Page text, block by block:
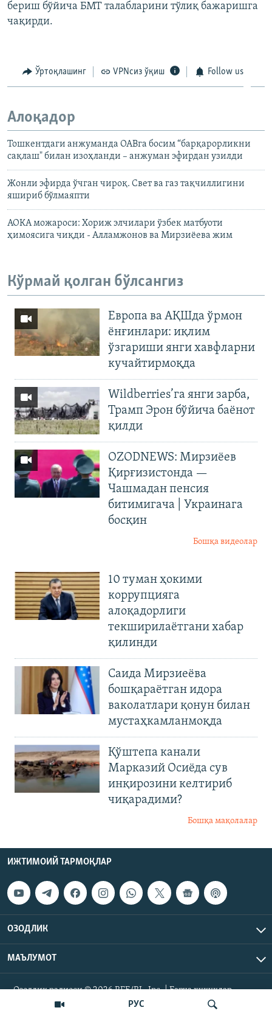
РУС
бериш бўйича БМТ талабларини тўлиқ бажаришга
чақирди.
Ўртоқлашинг VPNсиз ўқиш Follow us
Алоқадор
Тошкентдаги анжуманда ОАВга босим “барқарорликни
сақлаш" билан изоҳланди – анжуман эфирдан узилди
Жонли эфирда ўчган чироқ. Свет ва газ тақчиллигини
яшириб бўлмаяпти
АОКА можароси: Хориж элчилари ўзбек матбуоти
ҳимоясига чиқди - Алламжонов ва Мирзиëева жим
Кўрмай қолган бўлсангиз
Европа ва АҚШда ўрмон
ёнғинлари: иқлим
ўзгариши янги хавфларни
кучайтирмоқда
Wildberries’га янги зарба,
Трамп Эрон бўйича баёнот
қилди
OZODNEWS: Мирзиёев
Қирғизистонда —
Чашмадан пенсия
битимигача | Украинага
босқин
Бошқа видеолар
10 туман ҳокими
коррупцияга
алоқадорлиги
текширилаётгани хабар
қилинди
Саида Мирзиеёва
бошқараётган идора
ваколатлари қонун билан
мустаҳкамланмоқда
Қўштепа канали
Марказий Осиёда сув
инқирозини келтириб
чиқарадими?
Бошқа мақолалар
ИЖТИМОИЙ ТАРМОҚЛАР
ОЗОДЛИК
МАЪЛУМОТ
Озодлик радиоси © 2026 RFE/RL, Inc. | Барча ҳуқуқлар
ҳимояланган.